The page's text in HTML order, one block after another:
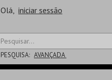
Olá, iniciar sessão
PESQUISA: AVANÇADA